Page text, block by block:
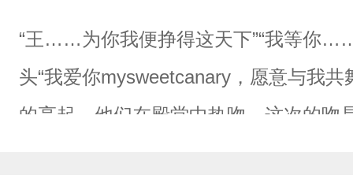
“王……为你我便挣得这天下”“我等你
头“我爱你mysweetcanary，愿意与我
的亮起，他们在殿堂中热吻，这次的